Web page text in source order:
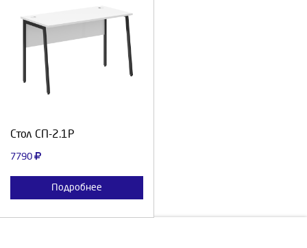
Стол СП-2.1P
7790
Подробнее
Выберите количество: